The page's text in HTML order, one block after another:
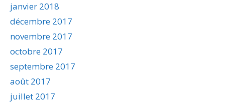
janvier 2018
décembre 2017
novembre 2017
octobre 2017
septembre 2017
août 2017
juillet 2017